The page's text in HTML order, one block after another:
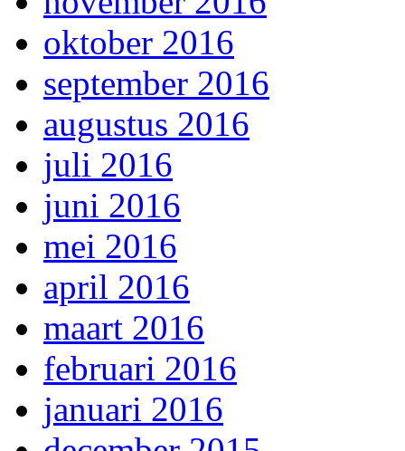
oktober 2016
september 2016
augustus 2016
juli 2016
juni 2016
mei 2016
april 2016
maart 2016
februari 2016
januari 2016